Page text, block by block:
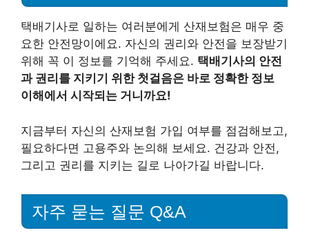
택배기사로 일하는 여러분에게 산재보험은 매우 중
요한 안전망이에요. 자신의 권리와 안전을 보장받기
위해 꼭 이 정보를 기억해 주세요. 택배기사의 안전
과 권리를 지키기 위한 첫걸음은 바로 정확한 정보
이해에서 시작되는 거니까요!
지금부터 자신의 산재보험 가입 여부를 점검해보고,
필요하다면 고용주와 논의해 보세요. 건강과 안전,
그리고 권리를 지키는 길로 나아가길 바랍니다.
자주 묻는 질문 Q&A